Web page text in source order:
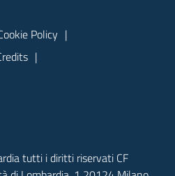
Policy
tutti i diritti riservati CF